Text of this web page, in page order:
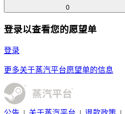
0
登录以查看您的愿望单
登录
更多关于蒸汽平台愿望单的信息